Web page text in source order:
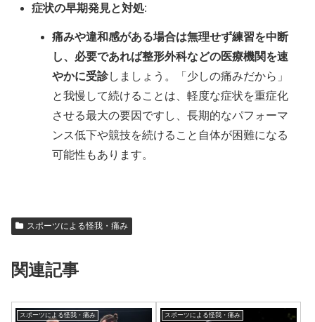
症状の早期発見と対処:
痛みや違和感がある場合は無理せず練習を中断
し、必要であれば整形外科などの医療機関を速
やかに受診しましょう。「少しの痛みだから」
と我慢して続けることは、軽度な症状を重症化
させる最大の要因ですし、長期的なパフォーマ
ンス低下や競技を続けること自体が困難になる
可能性もあります。
スポーツによる怪我・痛み
関連記事
スポーツによる怪我・痛み スポーツによる怪我・痛み